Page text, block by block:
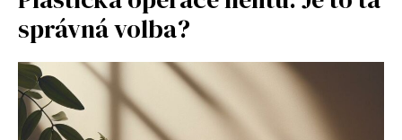
správná volba?